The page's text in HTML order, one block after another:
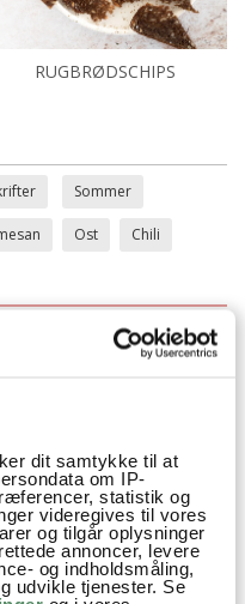
dit samtykke til at
om IP-
statistik og
videregives til vores
og tilgår oplysninger
annoncer, levere
og indholdsmåling,
udvikle tjenester. Se
RUGBRØDSCHIPS
Sommer
Ost Chili
til at sende en sød
herunder.
i kommentarfeltet,
- eller du kan kigge på
'ofte stillede